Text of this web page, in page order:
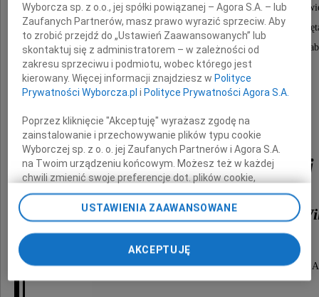
w kościele Najświętszego Zbawiciela w
ulica Marszałkowska 37, odbędzie się msza
w intencji naszej ukochanej Mamy, Babci i
Hanny Goliszewskiej
primo voto Milosz, secondo voto
Która odeszła od nas 23-go października 2015 roku w
Wyborcza sp. z o.o., jej spółki powiązanej – Agora S.A. – lub
Zaufanych Partnerów, masz prawo wyrazić sprzeciw. Aby
to zrobić przejdź do „Ustawień Zaawansowanych” lub
skontaktuj się z administratorem – w zależności od
zakresu sprzeciwu i podmiotu, wobec którego jest
kierowany. Więcej informacji znajdziesz w Polityce
Prywatności Wyborcza.pl i Polityce Prywatności Agora S.A.
Poprzez kliknięcie "Akceptuję" wyrażasz zgodę na
zainstalowanie i przechowywanie plików typu cookie
Wyborczej sp. z o. o. jej Zaufanych Partnerów i Agora S.A.
na Twoim urządzeniu końcowym. Możesz też w każdej
chwili zmienić swoje preferencje dot. plików cookie,
ponownie wywołując narzędzie do zarządzania Twoimi
preferencjami dot. przetwarzania danych poprzez
odnośnik „Ustawienia prywatności” w stopce serwisu i
przechodząc do sekcji „Ustawienia zaawansowane”.
Zmiana ustawień plików cookie możliwa jest także za
pomocą ustawień przeglądarki.
USTAWIENIA ZAAWANSOWANE
AKCEPTUJĘ